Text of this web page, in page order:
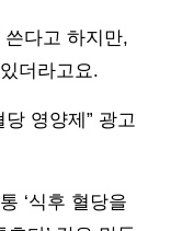
다고 하지만,
더라고요.
영양제” 광고
‘식후 혈당을